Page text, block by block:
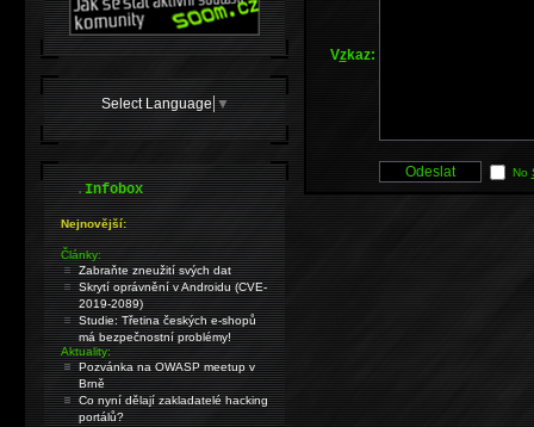
Vzkaz:
No
Select Language ▼
.Infobox
Nejnovější:
Články:
Zabraňte zneužití svých dat
Skrytí oprávnění v Androidu (CVE-
2019-2089)
Studie: Třetina českých e-shopů
má bezpečnostní problémy!
Aktuality:
Pozvánka na OWASP meetup v
Brně
Co nyní dělají zakladatelé hacking
portálů?